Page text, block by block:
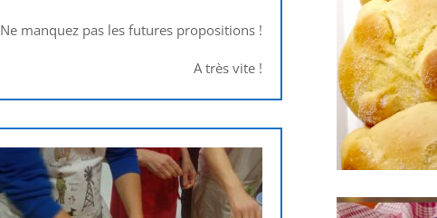
Ne manquez pas les futures propositions !
A très vite !